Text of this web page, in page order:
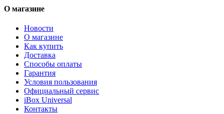
О магазине
Новости
О магазине
Как купить
Доставка
Способы оплаты
Гарантия
Условия пользования
Официальный сервис
iBox Universal
Контакты